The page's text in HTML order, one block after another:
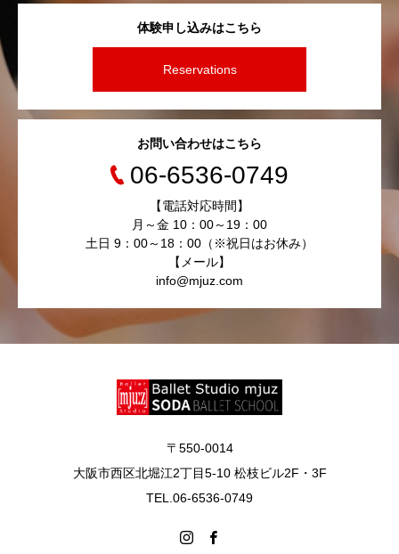
体験申し込みはこちら
Reservations
お問い合わせはこちら
06-6536-0749
【電話対応時間】
月～金 10：00～19：00
土日 9：00～18：00（※祝日はお休み）
【メール】
info@mjuz.com
〒550-0014
大阪市西区北堀江2丁目5-10 松枝ビル2F・3F
TEL.06-6536-0749